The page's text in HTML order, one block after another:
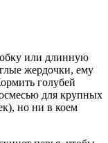
или длинную
жердочки, ему
голубей
для крупных
но ни в коем